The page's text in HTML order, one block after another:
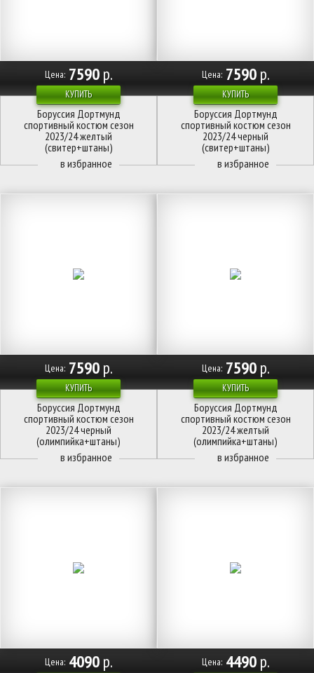
КУПИТЬ
Цена: 7590р.
Боруссия Дортмунд
спортивный костюм сезон
2023/24 желтый
(свитер+штаны)
КУПИТЬ
Цена: 7590р.
Боруссия Дортмунд
спортивный костюм сезон
2023/24 черный
(свитер+штаны)
КУПИТЬ
Цена: 7590р.
Боруссия Дортмунд
спортивный костюм сезон
2023/24 черный
(олимпийка+штаны)
КУПИТЬ
Цена: 7590р.
Боруссия Дортмунд
спортивный костюм сезон
2023/24 желтый
(олимпийка+штаны)
Цена: 4090р. Цена: 4490р.